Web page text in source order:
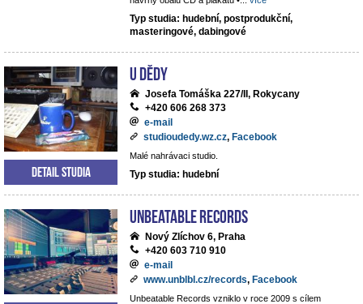
Typ studia: hudební, postprodukční,
masteringové, dabingové
U dědy
Josefa Tomáška 227/II, Rokycany
+420 606 268 373
e-mail
studioudedy.wz.cz, Facebook
Malé nahrávaci studio.
Typ studia: hudební
Detail studia
Unbeatable Records
Nový Zlíchov 6, Praha
+420 603 710 910
e-mail
www.unblbl.cz/records, Facebook
Unbeatable Records vzniklo v roce 2009 s cílem